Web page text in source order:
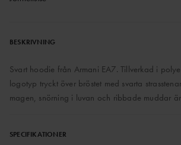
BESKRIVNING
Svart hoodie från Armani EA7. Tillverkad i
logotyp tryckt över bröstet med svarta
magen, snörning i luvan och ribbade muddar
SPECIFIKATIONER